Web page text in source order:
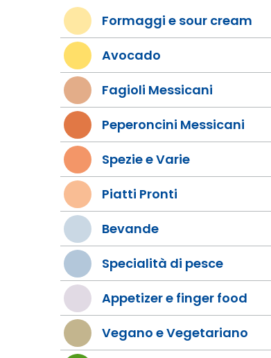
Formaggi e sour cream
Avocado
Fagioli Messicani
Peperoncini Messicani
Spezie e Varie
Piatti Pronti
Bevande
Specialità di pesce
Appetizer e finger food
Vegano e Vegetariano